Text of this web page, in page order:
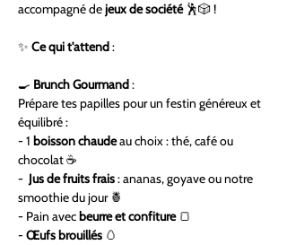
accompagné de jeux de société 🕺🎲 !
✨ Ce qui t'attend :
🍳 Brunch Gourmand :
Prépare tes papilles pour un festin généreux et
équilibré :
- 1 boisson chaude au choix : thé, café ou
chocolat ☕
- Jus de fruits frais : ananas, goyave ou notre
smoothie du jour 🍍
- Pain avec beurre et confiture 🍞
- Œufs brouillés 🥚